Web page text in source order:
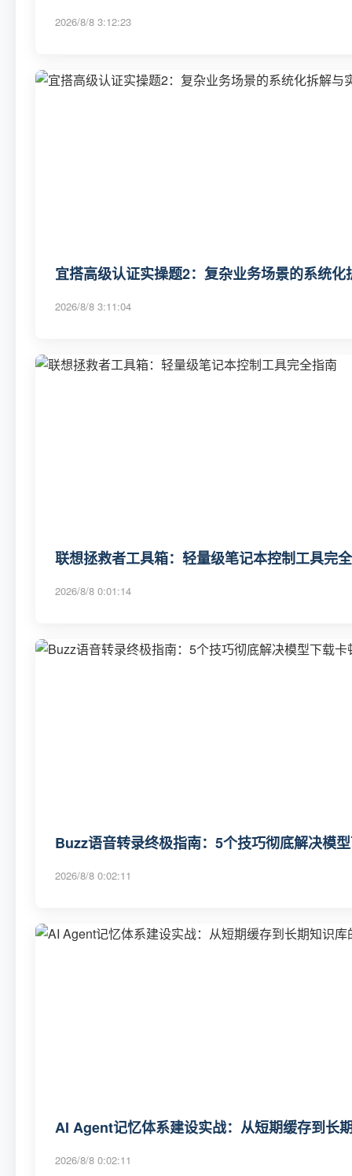
2026/8/8 3:12:23
宜搭高级认证实操题2：复杂业务场景的系统化
2026/8/8 3:11:04
联想拯救者工具箱：轻量级笔记本控制工具完
2026/8/8 0:01:14
Buzz语音转录终极指南：5个技巧彻底解决模
2026/8/8 0:02:11
AI Agent记忆体系建设实战：从短期缓存到长
2026/8/8 0:02:11